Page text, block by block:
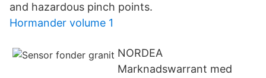
and hazardous pinch points.
Hormander volume 1
NORDEA
Marknadswarrant med